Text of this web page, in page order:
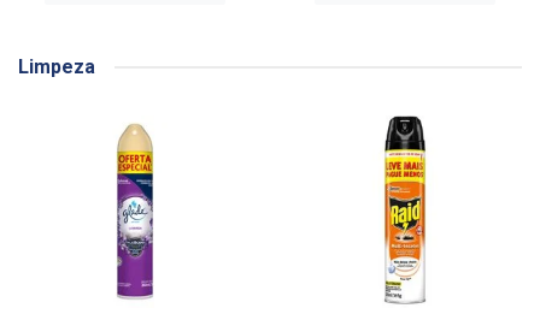
Limpeza